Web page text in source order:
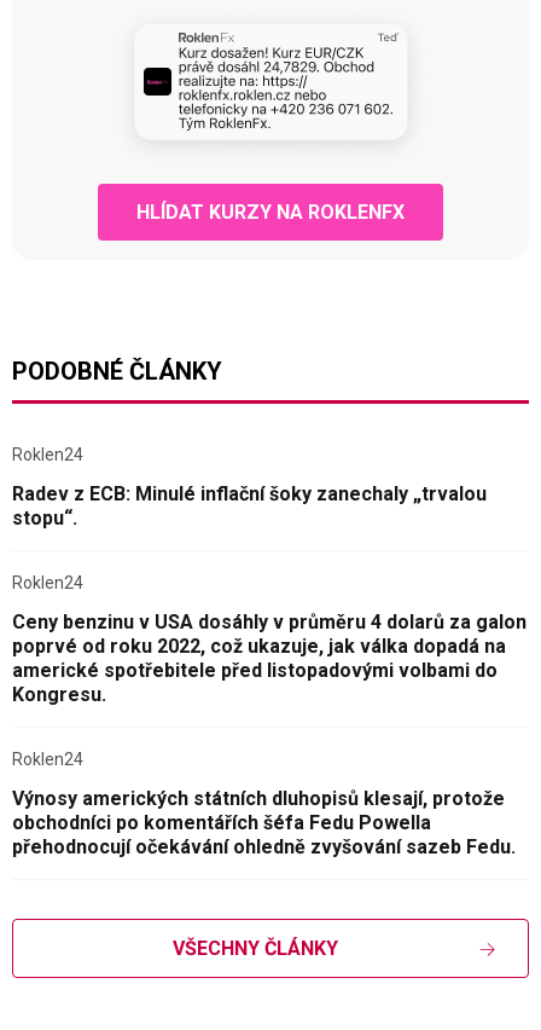
HLÍDAT KURZY NA ROKLENFX
PODOBNÉ ČLÁNKY
Roklen24
Radev z ECB: Minulé inflační šoky zanechaly „trvalou
stopu“.
Roklen24
Ceny benzinu v USA dosáhly v průměru 4 dolarů za galon
poprvé od roku 2022, což ukazuje, jak válka dopadá na
americké spotřebitele před listopadovými volbami do
Kongresu.
Roklen24
Výnosy amerických státních dluhopisů klesají, protože
obchodníci po komentářích šéfa Fedu Powella
přehodnocují očekávání ohledně zvyšování sazeb Fedu.
VŠECHNY ČLÁNKY